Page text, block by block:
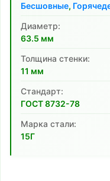
Бесшовные,
Диаметр:
63.5 мм
Толщина стенки:
11 мм
Cтандарт:
ГОСТ 8732-78
Марка стали:
15Г